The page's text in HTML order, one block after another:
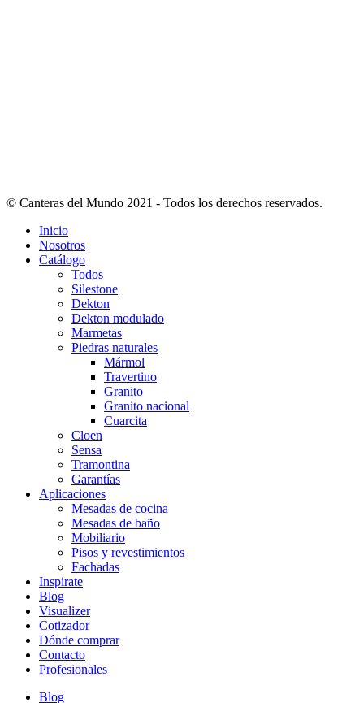
© Canteras del Mundo 2021 - Todos los derechos reservados.
Inicio
Nosotros
Catálogo
Todos
Silestone
Dekton
Dekton modulado
Marmetas
Piedras naturales
Mármol
Travertino
Granito
Granito nacional
Cuarcita
Cloen
Sensa
Tramontina
Garantías
Aplicaciones
Mesadas de cocina
Mesadas de baño
Mobiliario
Pisos y revestimientos
Fachadas
Inspirate
Blog
Visualizer
Cotizador
Dónde comprar
Contacto
Profesionales
Blog